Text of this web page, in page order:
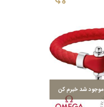
موجود شد خبرم کن